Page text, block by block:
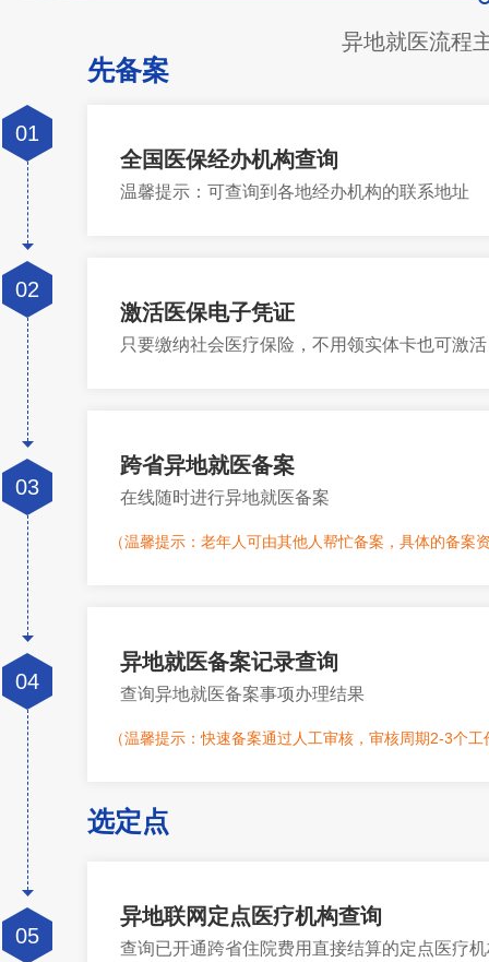
异地就医流程
先备案
01
02
03
04
05
全国医保经办机构查询
温馨提示：可查询到各地经办机构的联系地址
激活医保电子凭证
只要缴纳社会医疗保险，不用领实体卡也可激活
跨省异地就医备案
在线随时进行异地就医备案
（温馨提示：老年人可由其他人帮忙备案，具体的备案
异地就医备案记录查询
查询异地就医备案事项办理结果
（温馨提示：快速备案通过人工审核，审核周期2-3个工
选定点
异地联网定点医疗机构查询
查询已开通跨省住院费用直接结算的定点医疗